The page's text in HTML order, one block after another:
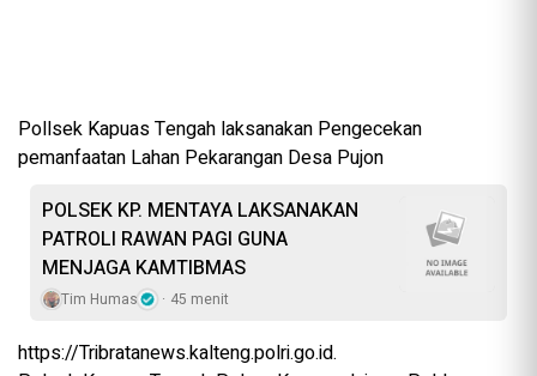
Pollsek Kapuas Tengah laksanakan Pengecekan
pemanfaatan Lahan Pekarangan Desa Pujon
POLSEK KP. MENTAYA LAKSANAKAN
PATROLI RAWAN PAGI GUNA
MENJAGA KAMTIBMAS
Tim Humas 45 menit
https://Tribratanews.kalteng.polri.go.id.